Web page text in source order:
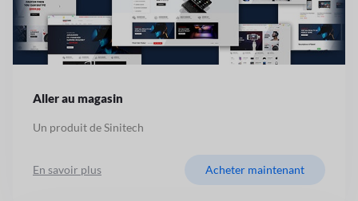
Aller au magasin
Un produit de Sinitech
En savoir plus Acheter maintenant